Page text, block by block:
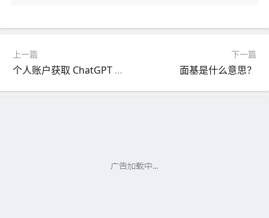
上一篇
个人账户获取 ChatGPT API 密钥的详细步骤
下一篇
面基是什么意思？